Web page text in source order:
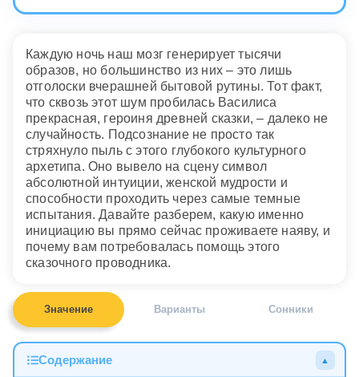
Каждую ночь наш мозг генерирует тысячи
образов, но большинство из них – это лишь
отголоски вчерашней бытовой рутины. Тот факт,
что сквозь этот шум пробилась Василиса
прекрасная, героиня древней сказки, – далеко не
случайность. Подсознание не просто так
стряхнуло пыль с этого глубокого культурного
архетипа. Оно вывело на сцену символ
абсолютной интуиции, женской мудрости и
способности проходить через самые темные
испытания. Давайте разберем, какую именно
инициацию вы прямо сейчас проживаете наяву, и
почему вам потребовалась помощь этого
сказочного проводника.
Значение Варианты Сонники
Содержание ▲